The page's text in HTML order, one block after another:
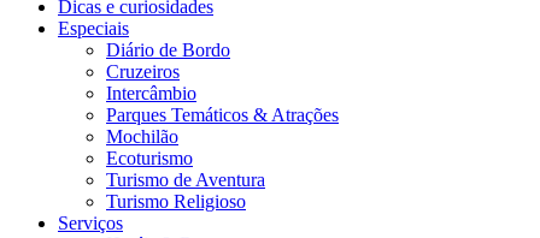
Dicas e curiosidades
Especiais
Diário de Bordo
Cruzeiros
Intercâmbio
Parques Temáticos & Atrações
Mochilão
Ecoturismo
Turismo de Aventura
Turismo Religioso
Serviços